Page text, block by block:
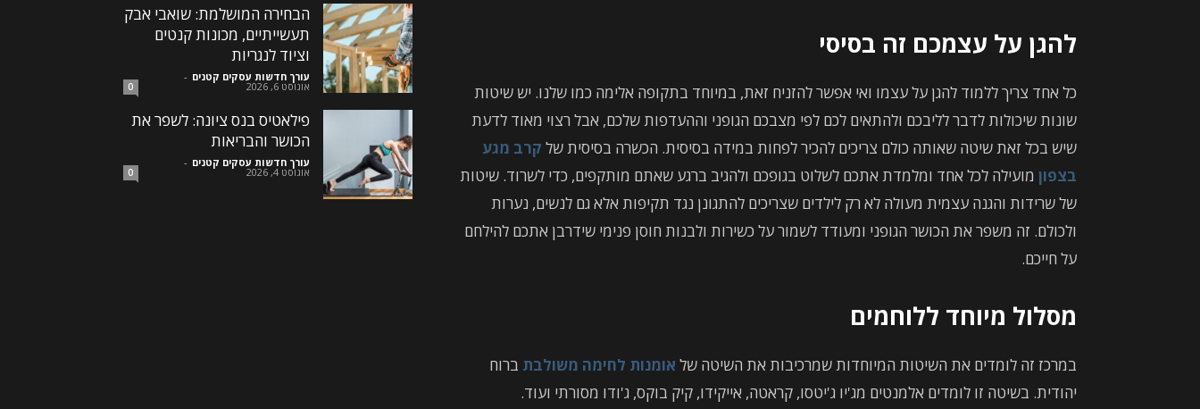
להגן על עצמכם זה בסיסי
כל אחד צריך ללמוד להגן על עצמו ואי אפשר להזניח זאת, במיוחד בתקופה אלימה כמו שלנו. יש שיטות
שונות שיכולות לדבר לליבכם ולהתאים לכם לפי מצבכם הגופני וההעדפות שלכם, אבל רצוי מאוד לדעת
שיש בכל זאת שיטה שאותה כולם צריכים להכיר לפחות במידה בסיסית. הכשרה בסיסית של קרב מגע
בצפון מועילה לכל אחד ומלמדת אתכם לשלוט בגופכם ולהגיב ברגע שאתם מותקפים, כדי לשרוד. שיטות
של שרידות והגנה עצמית מעולה לא רק לילדים שצריכים להתגונן נגד תקיפות אלא גם לנשים, נערות
ולכולם. זה משפר את הכושר הגופני ומעודד לשמור על כשירות ולבנות חוסן פנימי שידרבן אתכם להילחם
על חייכם.
מסלול מיוחד ללוחמים
במרכז זה לומדים את השיטות המיוחדות שמרכיבות את השיטה של אומנות לחימה משולבת ברוח
יהודית. בשיטה זו לומדים אלמנטים מג'יו ג'יטסו, קראטה, אייקידו, קיק בוקס, ג'ודו מסורתי ועוד.
הבחירה המושלמת: שואבי אבק
תעשייתיים, מכונות קנטים
וציוד לנגריות
עורך חדשות עסקים קטנים -
אוגוסט 6, 2026 0
פילאטיס בנס ציונה: לשפר את
הכושר והבריאות
עורך חדשות עסקים קטנים -
אוגוסט 4, 2026 0